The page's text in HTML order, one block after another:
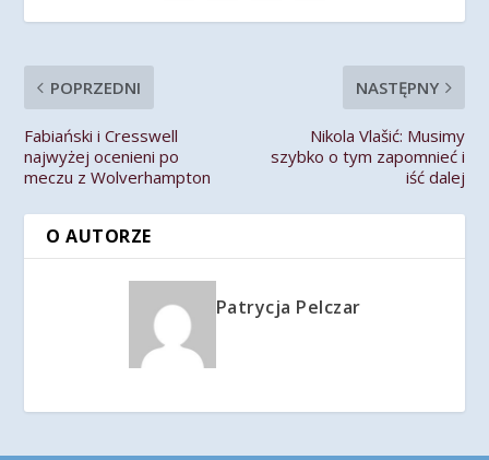
POPRZEDNI
Fabiański i Cresswell
najwyżej ocenieni po
meczu z Wolverhampton
NASTĘPNY
Nikola Vlašić: Musimy
szybko o tym zapomnieć i
iść dalej
O AUTORZE
Patrycja Pelczar